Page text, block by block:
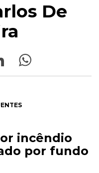
De
incêndio
por fundo